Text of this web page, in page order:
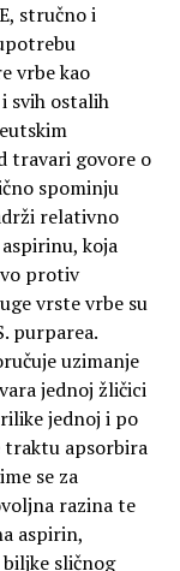
stručno i
vrbe kao
svih ostalih
travari govore o
spominju
relativno
koja
protiv
vrste vrbe su
purparea.
uzimanje
jednoj žličici
jednoj i po
traktu apsorbira
se za
razina te
aspirin,
sličnog